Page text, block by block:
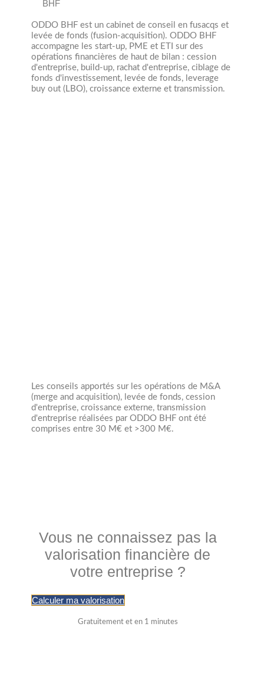
ODDO BHF est un cabinet de conseil en fusacqs et
levée de fonds (fusion-acquisition). ODDO BHF
accompagne les start-up, PME et ETI sur des
opérations financières de haut de bilan : cession
d'entreprise, build-up, rachat d'entreprise, ciblage de
fonds d'investissement, levée de fonds, leverage
buy out (LBO), croissance externe et transmission.
Les conseils apportés sur les opérations de M&A
(merge and acquisition), levée de fonds, cession
d'entreprise, croissance externe, transmission
d'entreprise réalisées par ODDO BHF ont été
comprises entre 30 M€ et >300 M€.
Vous ne connaissez pas la
valorisation financière de
votre entreprise ?
Calculer ma valorisation
Gratuitement et en 1 minutes